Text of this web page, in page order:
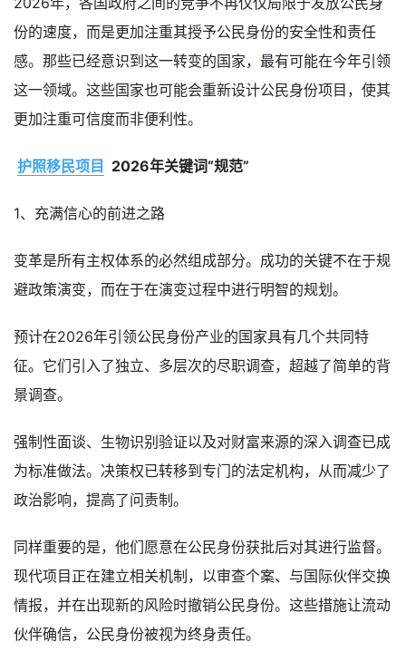
份的速度， 而是更加注重其授予公民身份的安全性和责任
感。那些已经意识到这一转变的国家，最有可能在今年引领
这一领域。这些国家也可能会重新设计公民身份项目，使其
更加注重可信度而非便利性。
护照移民项目 2026年关键词“规范”
1、充满信心的前进之路
变革是所有主权体系的必然组成部分。成功的关键不在于规
避政策演变，而在于在演变过程中进行明智的规划。
预计在2026年引领公民身份产业的国家具有几个共同特
征。它们引入了独立、多层次的尽职调查，超越了简单的背
景调查。
强制性面谈、生物识别验证以及对财富来源的深入调查已成
为标准做法。决策权已转移到专门的法定机构，从而减少了
政治影响，提高了问责制。
同样重要的是，他们愿意在公民身份获批后对其进行监督。
现代项目正在建立相关机制，以审查个案、与国际伙伴交换
情报，并在出现新的风险时撤销公民身份。这些措施让流动
伙伴确信，公民身份被视为终身责任。